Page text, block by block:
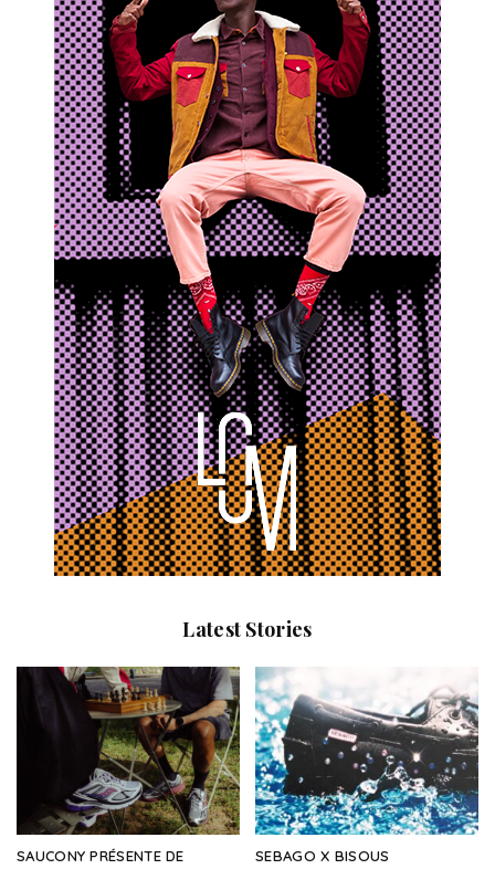
Latest Stories
SAUCONY PRÉSENTE DE
SEBAGO X BISOUS